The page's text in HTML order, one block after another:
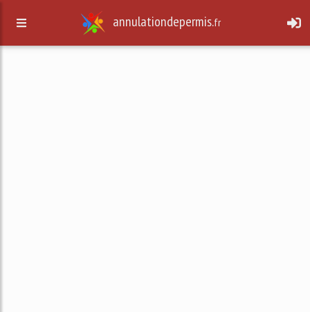
annulationdepermis.fr